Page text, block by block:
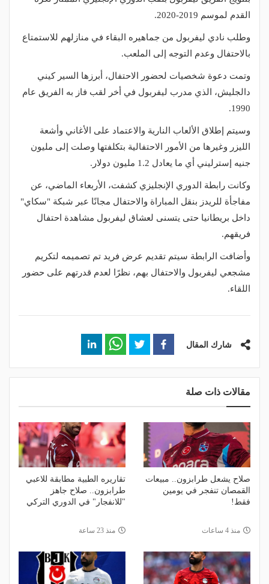
القدم لموسم 2019-2020.
وطلب نادي ليفربول من جماهيره البقاء في منازلهم للاستمتاع
بالاحتفال وعدم التوجه إلى الملعب.
وتمت دعوة شخصيات لحضور الاحتفال، أبرزها السير كيني
دالجليش، الذي مدرب ليفربول في أخر لقب فاز به الفريق عام
1990.
وسيتم إطلاق الألعاب النارية والاعتماد على الأغاني وأشعة
الليزر وغيرها من الأمور الاحتفالية بتكلفتها وصلت إلى مليون
جنيه إسترليني أي ما يعادل 1.2 مليون دولار.
وكانت رابطة الدوري الإنجليزي كشفت، الأربعاء الماضي، عن
مفاجأة للريدز بنقل المباراة والاحتفال مجانًا عبر شبكة "سكاي"
داخل بريطانيا حتى يتسنى لعشاق ليفربول مشاهدة احتفال
فريقهم.
وأضافت الرابطة سيتم تقديم عرض فريد تم تصميمه لتكريم
مشجعي ليفربول والاحتفال بهم، نظرًا لعدم قدرتهم على حضور
اللقاء.
شارك المقال
مقالات ذات صلة
صلاح يشعل طرابزون.. مبيعات
القمصان تنفجر في يومين
فقط!
منذ 4 ساعات
تقاريره الطبية مطابقة للاعبي
طرابزون.. صلاح جاهز
"للانفجار" في الدوري التركي
منذ 23 ساعة